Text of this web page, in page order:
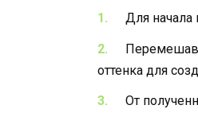
Для начала
Перемешав
оттенка для
От